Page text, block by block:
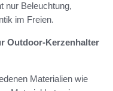
nur Beleuchtung,
im Freien.
Outdoor-Kerzenhalter
Materialien wie